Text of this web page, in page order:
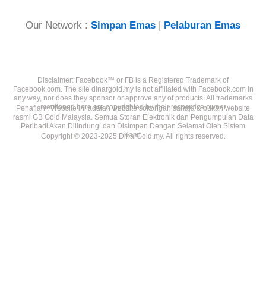
Our Network : Simpan Emas | Pelaburan Emas
Disclaimer: Facebook™️ or FB is a Registered Trademark of
Facebook.com. The site dinargold.my is not affiliated with Facebook.com in
any way, nor does they sponsor or approve any of products. All trademarks
mentioned here are copyrighted by their respective owner
Penafian : Website ini adalah website sokongan sahaja & bukan website
rasmi GB Gold Malaysia. Semua Storan Elektronik dan Pengumpulan Data
Peribadi Akan Dilindungi dan Disimpan Dengan Selamat Oleh Sistem
Kami.
Copyright © 2023-2025 DinarGold.my. All rights reserved.